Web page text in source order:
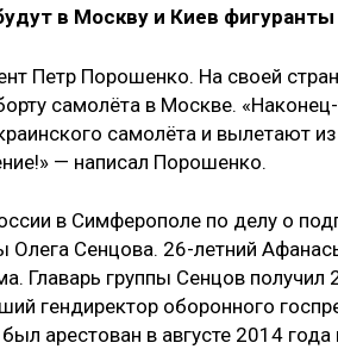
в Москву и Киев
Петр Порошенко. На своей
самолёта в Москве.
самолёта и вылетают
— написал Порошенко.
в Симферополе по делу о
Олега Сенцова. 26-летний
Главарь группы Сенцов получил
гендиректор оборонного
арестован в августе 2014 года